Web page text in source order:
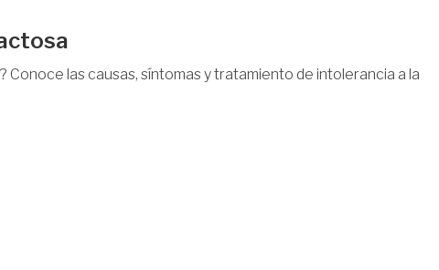
Conoce las causas, síntomas y tratamiento de intolerancia a la